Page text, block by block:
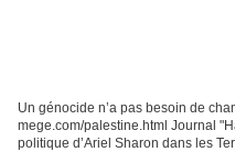
Un génocide n’a pas besoin de
mege.com/palestine.html Journal
politique d’Ariel Sharon dans les